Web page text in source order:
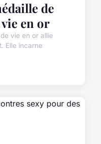
de
en or
vie en or allie
Elle incarne